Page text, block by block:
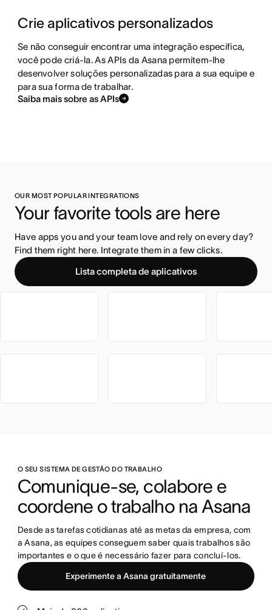
Crie aplicativos personalizados
Se não conseguir encontrar uma integração específica,
você pode criá-la. As APIs da Asana permitem‑lhe
desenvolver soluções personalizadas para a sua equipe e
para sua forma de trabalhar.
Saiba mais sobre as APIs
OUR MOST POPULAR INTEGRATIONS
Your favorite tools are here
Have apps you and your team love and rely on every day?
Find them right here. Integrate them in a few clicks.
Lista completa de aplicativos
O SEU SISTEMA DE GESTÃO DO TRABALHO
Comunique-se, colabore e
coordene o trabalho na Asana
Desde as tarefas cotidianas até as metas da empresa, com
a Asana, as equipes conseguem saber quais trabalhos são
importantes e o que é necessário fazer para concluí-los.
Experimente a Asana gratuitamente